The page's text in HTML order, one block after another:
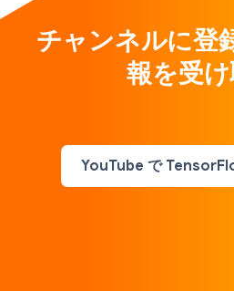
チャンネルに登
報を受
YouTube で